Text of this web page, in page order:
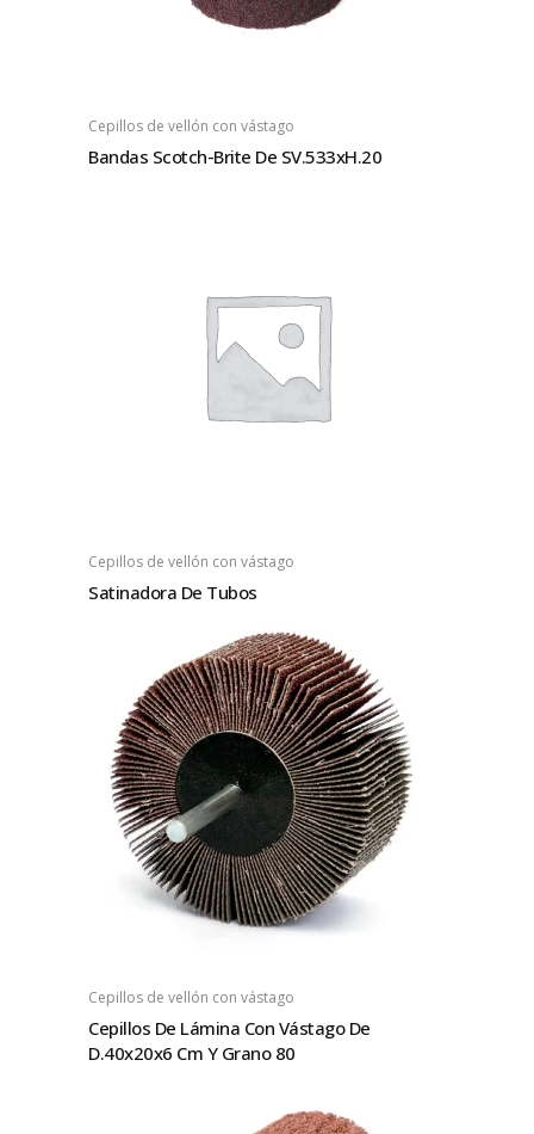
Cepillos de vellón con vástago
Bandas Scotch-Brite De SV.533xH.20
Cepillos de vellón con vástago
Satinadora De Tubos
Cepillos de vellón con vástago
Cepillos De Lámina Con Vástago De
D.40x20x6 Cm Y Grano 80